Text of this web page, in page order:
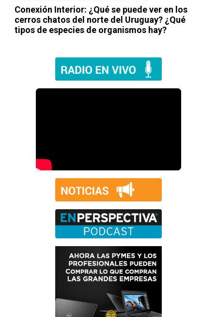
Conexión Interior: ¿Qué se puede ver en los
cerros chatos del norte del Uruguay? ¿Qué
tipos de especies de organismos hay?